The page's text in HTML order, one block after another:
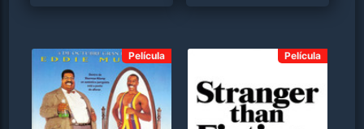
Película Película